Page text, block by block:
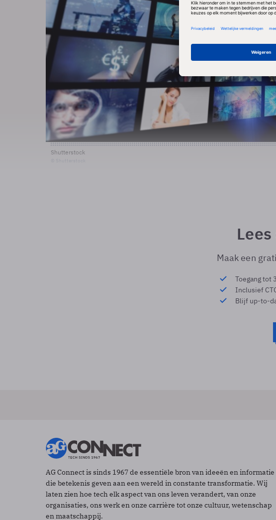
Shutterstock
Maak een
Toegang tot
Inclusief
Blijf up-to-
AG Connect is sinds 1967 de essentiële bron van ideeën en informatie
die betekenis geven aan een wereld in constante transformatie. Wij
laten zien hoe tech elk aspect van ons leven verandert, van onze
organisaties, ons werk en onze carrière tot onze cultuur, wetenschap
en maatschappij.